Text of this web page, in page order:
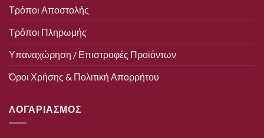
Τρόποι Αποστολής
Τρόποι Πληρωμής
Υπαναχώρηση / Επιστροφές Προϊόντων
Όροι Χρήσης & Πολιτική Απορρήτου
ΛΟΓΑΡΙΑΣΜΟΣ